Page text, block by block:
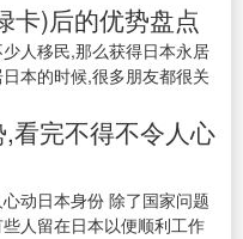
卡)后的优势盘点
人移民,那么获得日本永居
本的时候,很多朋友都很关
看完不得不令人心
动日本身份 除了国家问题
人留在日本以便顺利工作